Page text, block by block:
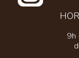
9h